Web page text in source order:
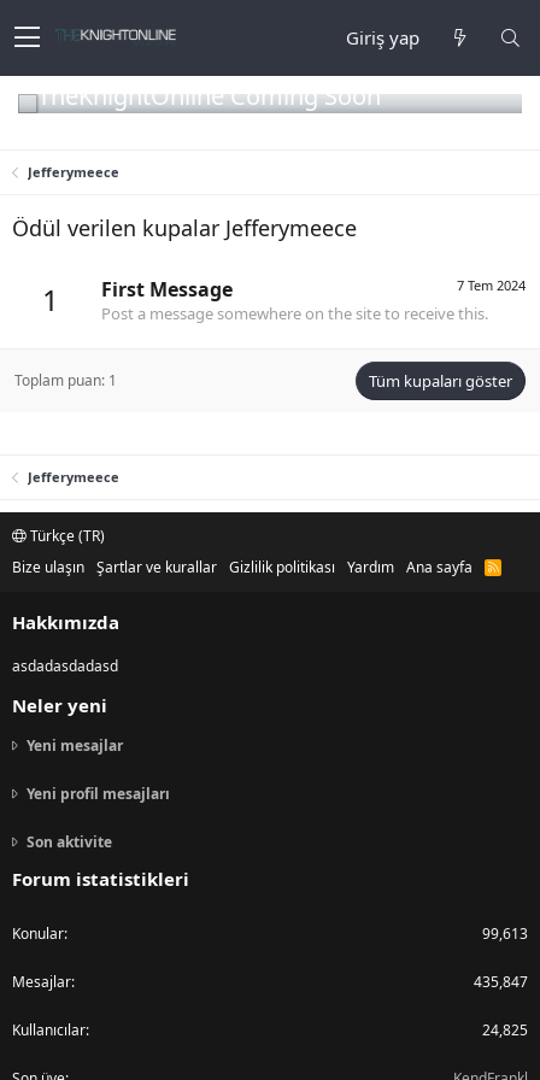
Giriş yap
TheKnightOnline Coming Soon
Jefferymeece
Ödül verilen kupalar Jefferymeece
1 7 Tem 2024
First Message
Post a message somewhere on the site to receive this.
Toplam puan: 1 Tüm kupaları göster
Jefferymeece
Türkçe (TR)
Bize ulaşın Şartlar ve kurallar Gizlilik politikası Yardım Ana sayfa
R
Hakkımızda
asdadasdadasd
Neler yeni
Yeni mesajlar
Yeni profil mesajları
Son aktivite
Forum istatistikleri
Konular 99,613
Mesajlar 435,847
Kullanıcılar 24,825